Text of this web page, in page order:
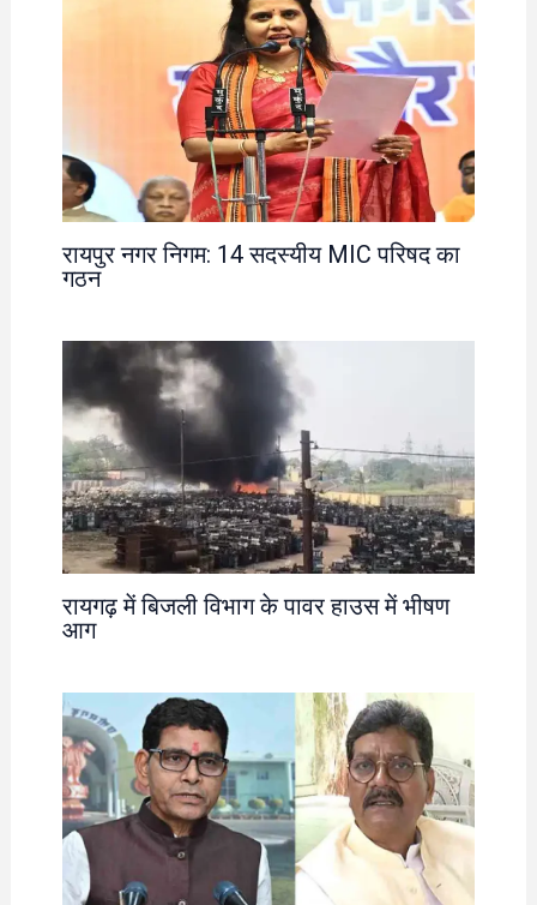
रायपुर नगर निगम: 14 सदस्यीय MIC परिषद का
गठन
रायगढ़ में बिजली विभाग के पावर हाउस में भीषण
आग